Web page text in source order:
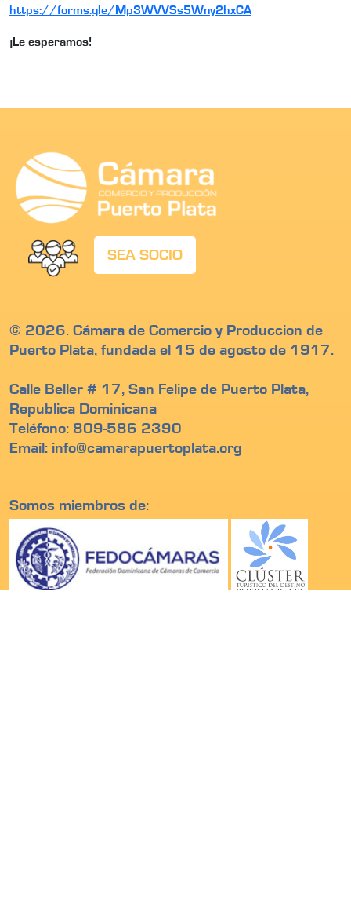
https://forms.gle/Mp3WVVSs5Wny2hxCA
¡Le esperamos!
SEA SOCIO
© 2026. Cámara de Comercio y Produccion de
Puerto Plata, fundada el 15 de agosto de 1917.
Calle Beller # 17, San Felipe de Puerto Plata,
Republica Dominicana
Teléfono: 809-586 2390
Email: info@camarapuertoplata.org
Somos miembros de: